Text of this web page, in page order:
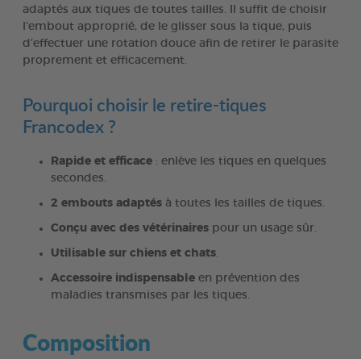
adaptés aux tiques de toutes tailles. Il suffit de choisir
l’embout approprié, de le glisser sous la tique, puis
d’effectuer une rotation douce afin de retirer le parasite
proprement et efficacement.
Pourquoi choisir le retire-tiques
Francodex ?
Rapide et efficace : enlève les tiques en quelques
secondes.
2 embouts adaptés à toutes les tailles de tiques.
Conçu avec des vétérinaires pour un usage sûr.
Utilisable sur chiens et chats
Accessoire indispensable en prévention des
maladies transmises par les tiques.
Composition